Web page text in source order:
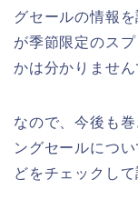
グセールの情報
が季節限定のス
かは分かりません
なので、今後も
ングセールにつ
どをチェックし